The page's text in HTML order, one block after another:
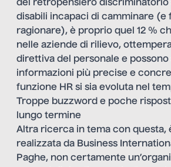
del retropensiero
disabili incapaci di camminare (e
ragionare), è proprio quel 12 %
nelle aziende di rilievo,
direttiva del personale e possono
informazioni più precise e
funzione HR si sia evoluta nel
Troppe buzzword e poche
lungo termine
Altra ricerca in tema con questa,
realizzata da Business
Paghe, non certamente